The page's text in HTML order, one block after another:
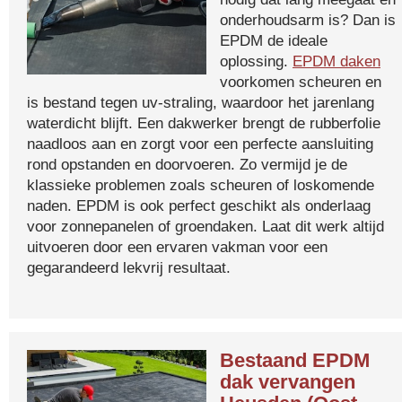
onderhoudsarm is? Dan is
EPDM de ideale
oplossing. EPDM daken
voorkomen scheuren en
is bestand tegen uv-straling, waardoor het jarenlang
waterdicht blijft. Een dakwerker brengt de rubberfolie
naadloos aan en zorgt voor een perfecte aansluiting
rond opstanden en doorvoeren. Zo vermijd je de
klassieke problemen zoals scheuren of loskomende
naden. EPDM is ook perfect geschikt als onderlaag
voor zonnepanelen of groendaken. Laat dit werk altijd
uitvoeren door een ervaren vakman voor een
gegarandeerd lekvrij resultaat.
Bestaand EPDM
dak vervangen